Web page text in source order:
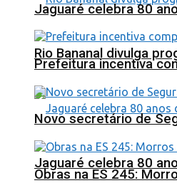
Rio Bananal divulga
Jaguaré celebra 80
Jaguaré celebra 80
Prefeitura incentiva
Novo secretário de
Obras na ES 245: